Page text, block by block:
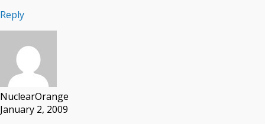
Reply
NuclearOrange
January 2, 2009